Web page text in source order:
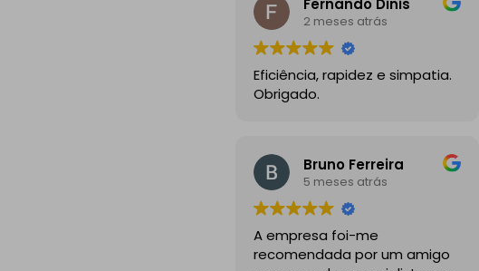
2 meses atrás
Eficiência, rapidez e simpatia.
Obrigado.
Bruno Ferreira
5 meses atrás
A empresa foi-me
recomendada por um amigo